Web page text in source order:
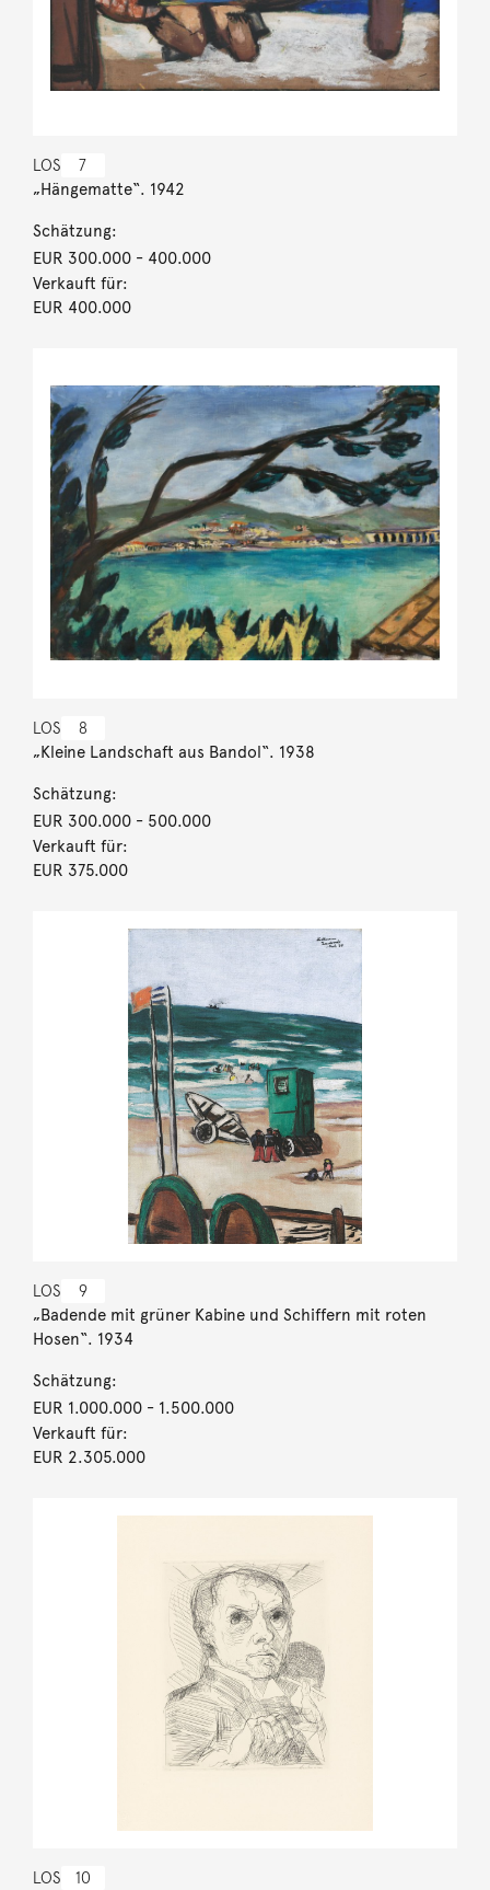
LOS 7
„Hängematte“. 1942
Schätzung:
EUR 300.000- 400.000
Verkauft für:
EUR 400.000
LOS 8
„Kleine Landschaft aus Bandol“. 1938
Schätzung:
EUR 300.000- 500.000
Verkauft für:
EUR 375.000
LOS 9
„Badende mit grüner Kabine und Schiffern mit roten
Hosen“. 1934
Schätzung:
EUR 1.000.000- 1.500.000
Verkauft für:
EUR 2.305.000
LOS 10